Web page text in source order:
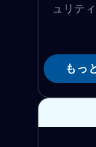
ュリティ
もっ